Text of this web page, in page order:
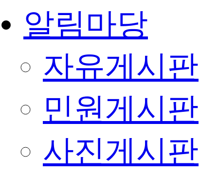
알림마당
자유게시판
민원게시판
사진게시판